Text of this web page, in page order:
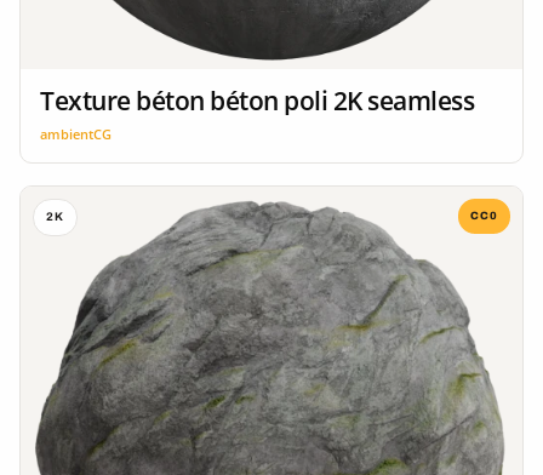
Texture béton béton poli 2K seamless
ambientCG
2K CC0